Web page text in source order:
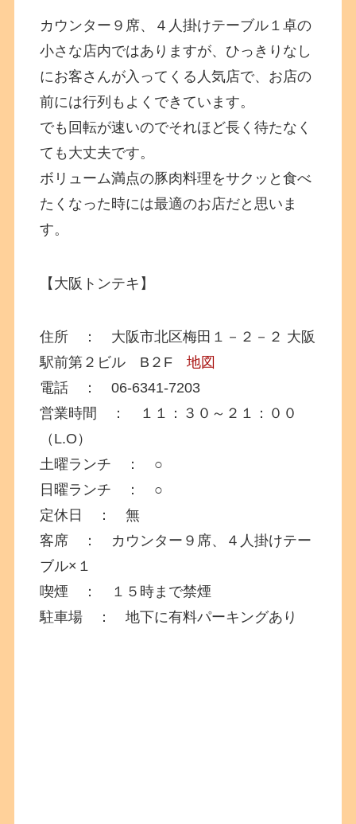
カウンター９席、４人掛けテーブル１卓の
小さな店内ではありますが、ひっきりなし
にお客さんが入ってくる人気店で、お店の
前には行列もよくできています。
でも回転が速いのでそれほど長く待たなく
ても大丈夫です。
ボリューム満点の豚肉料理をサクッと食べ
たくなった時には最適のお店だと思いま
す。
【大阪トンテキ】
住所 ： 大阪市北区梅田１－２－２ 大阪
駅前第２ビル B２F地図
電話 ： 06-6341-7203
営業時間 ： １１：３０～２１：００
（L.O）
土曜ランチ ： ○
日曜ランチ ： ○
定休日 ： 無
客席 ： カウンター９席、４人掛けテー
ブル×１
喫煙 ： １５時まで禁煙
駐車場 ： 地下に有料パーキングあり